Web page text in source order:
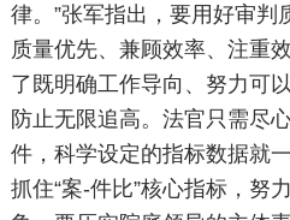
律。”张军指出，要用好审判
质量优先、兼顾效率、注重
了既明确工作导向、努力可
防止无限追高。法官只需尽
件，科学设定的指标数据就
抓住“案-件比”核心指标，努